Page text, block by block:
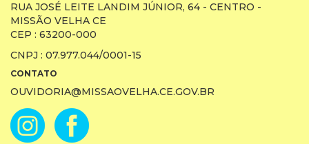
RUA JOSÉ LEITE LANDIM JÚNIOR, 64 - CENTRO -
MISSÃO VELHA CE
CEP : 63200-000
CNPJ : 07.977.044/0001-15
CONTATO
OUVIDORIA@MISSAOVELHA.CE.GOV.BR